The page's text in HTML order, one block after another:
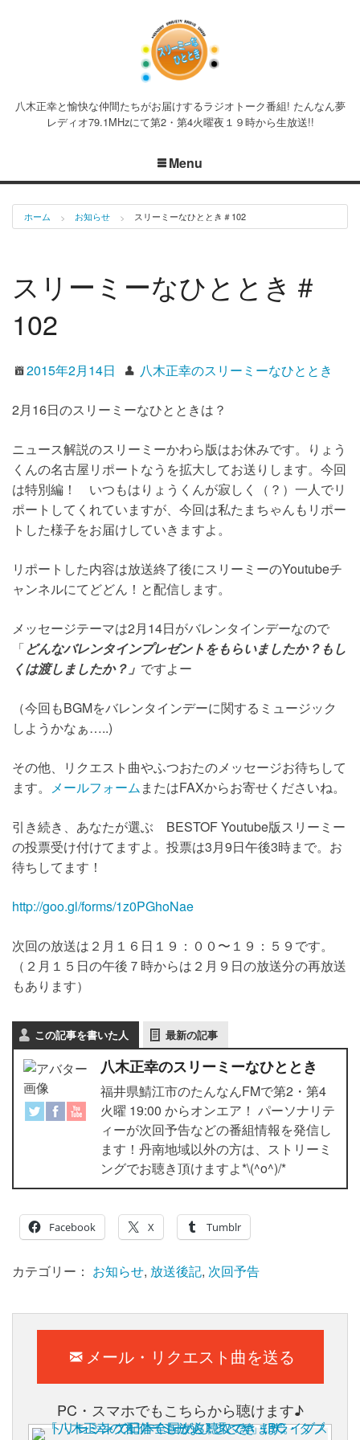
八木正幸と愉快な仲間たちがお届けするラジオトーク番組! たんなん夢
レディオ79.1MHzにて第2・第4火曜夜１９時から生放送!!
Menu
ホーム お知らせ スリーミーなひととき＃102
スリーミーなひととき＃
102
2015年2月14日 八木正幸のスリーミーなひととき
2月16日のスリーミーなひとときは？
ニュース解説のスリーミーかわら版はお休みです。りょう
くんの名古屋リポートなうを拡大してお送りします。今回
は特別編！ いつもはりょうくんが寂しく（？）一人でリ
ポートしてくれていますが、今回は私たまちゃんもリポー
トした様子をお届けしていきますよ。
リポートした内容は放送終了後にスリーミーのYoutubeチ
ャンネルにてどどん！と配信します。
メッセージテーマは2月14日がバレンタインデーなので
「どんなバレンタインプレゼントをもらいましたか？もし
くは渡しましたか？」 ですよー
（今回もBGMをバレンタインデーに関するミュージック
しようかなぁ…..)
その他、リクエスト曲やふつおたのメッセージお待ちして
ます。 メールフォームまたはFAXからお寄せくださいね。
引き続き、あなたが選ぶ BESTOF Youtube版スリーミー
の投票受け付けてますよ。投票は3月9日午後3時まで。お
待ちしてます！
http://goo.gl/forms/1z0PGhoNae
次回の放送は２月１６日１９：００〜１９：５９です。
（２月１５日の午後７時からは２月９日の放送分の再放送
もあります）
この記事を書いた人 最新の記事
八木正幸のスリーミーなひととき
福井県鯖江市のたんなんFMで第2・第4
火曜 19:00 からオンエア！ パーソナリテ
ィーが次回予告などの番組情報を発信し
ます！丹南地域以外の方は、ストリーミ
ングでお聴き頂けますよ*\(^o^)/*
Facebook X Tumblr
カテゴリー： お知らせ, 放送後記, 次回予告
メール・リクエスト曲を送る
PC・スマホでもこちらから聴けます♪